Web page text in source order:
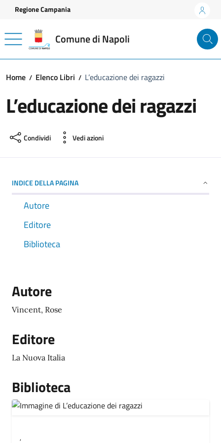
Vai ai contenuti
Vai al footer
Regione Campania
Comune di Napoli
Home Elenco Libri L’educazione dei ragazzi
L’educazione dei ragazzi
Condividi Vedi azioni
INDICE DELLA PAGINA
Autore
Editore
Biblioteca
Autore
Vincent, Rose
Editore
La Nuova Italia
Biblioteca
,